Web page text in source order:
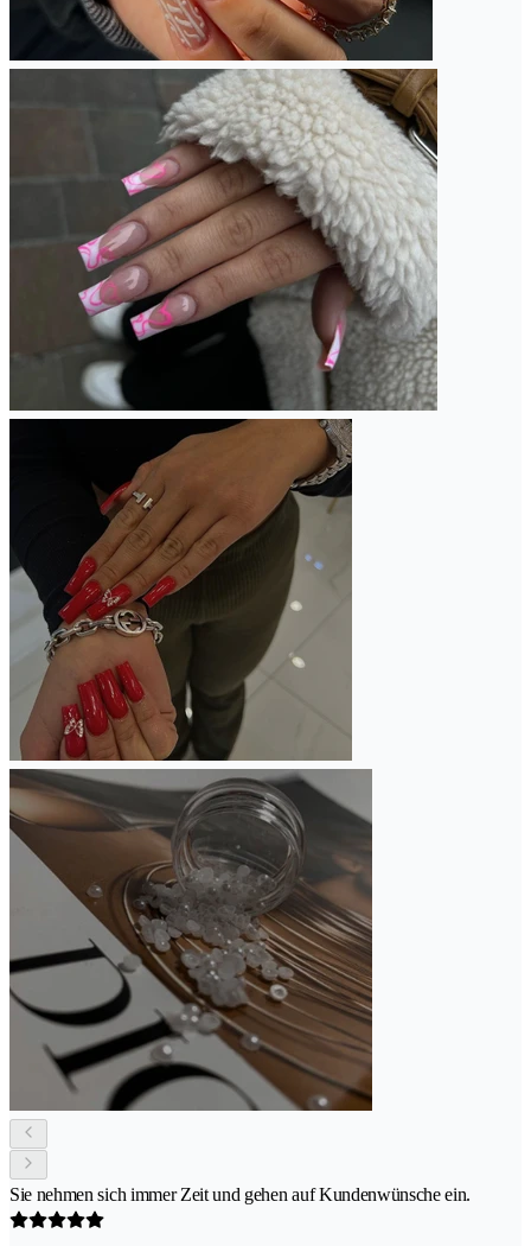
Sie nehmen sich immer Zeit und gehen auf Kundenwünsche ein.